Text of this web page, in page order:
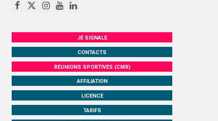
JE SIGNALE
CONTACTS
REUNIONS SPORTIVES (CMR)
AFFILIATION
LICENCE
TARIFS